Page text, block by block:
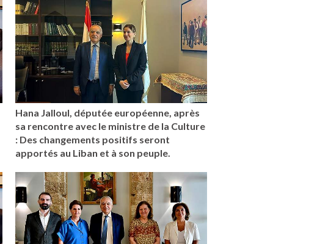
Hana Jalloul, députée européenne, après
sa rencontre avec le ministre de la Culture
: Des changements positifs seront
apportés au Liban et à son peuple.